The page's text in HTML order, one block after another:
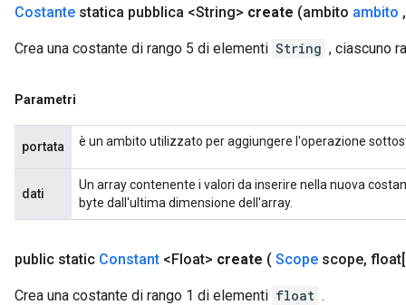
Costante statica pubblica <String> create (ambito ambito ,
Crea una costante di rango 5 di elementi String , ciascuno
Parametri
portata è un ambito utilizzato per aggiungere l'operazione
dati
Un array contenente i valori da inserire nella nuova
byte dall'ultima dimensione dell'array.
public static Constant <Float> create ( Scope scope,
Crea una costante di rango 1 di elementi float .